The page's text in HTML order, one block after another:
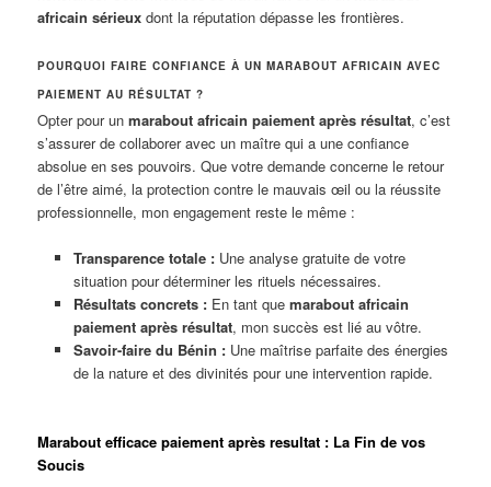
africain sérieux dont la réputation dépasse les frontières.
POURQUOI FAIRE CONFIANCE À UN MARABOUT AFRICAIN AVEC
PAIEMENT AU RÉSULTAT ?
Opter pour unmarabout africain paiement après résultat, c’est
s’assurer de collaborer avec un maître qui a une confiance
absolue en ses pouvoirs. Que votre demande concerne le retour
de l’être aimé, la protection contre le mauvais œil ou la réussite
professionnelle, mon engagement reste le même :
Transparence totale :Une analyse gratuite de votre
situation pour déterminer les rituels nécessaires.
Résultats concrets :En tant que marabout africain
paiement après résultat, mon succès est lié au vôtre.
Savoir-faire du Bénin :Une maîtrise parfaite des énergies
de la nature et des divinités pour une intervention rapide.
Marabout efficace paiement après resultat : La Fin de vos
Soucis